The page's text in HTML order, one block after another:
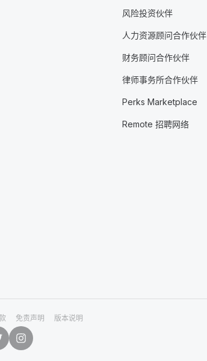
风险投资伙伴
人力资源顾问合作伙伴
财务顾问合作伙伴
律师事务所合作伙伴
Perks Marketplace
Remote 招聘网络
免责声明 版本说明